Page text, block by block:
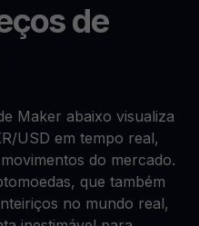
de
Maker abaixo visualiza
USD em tempo real,
do mercado.
que também
no mundo real,